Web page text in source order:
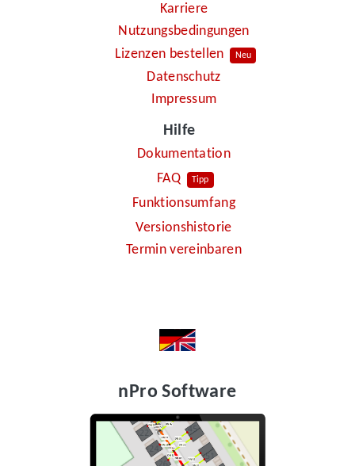
Karriere
Nutzungsbedingungen
Lizenzen bestellen
Neu
Datenschutz
Impressum
Hilfe
Dokumentation
FAQ
Tipp
Funktionsumfang
Versionshistorie
Termin vereinbaren
nPro Software